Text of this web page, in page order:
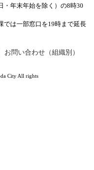
・年末年始を除く）の8時30
は一部窓口を19時まで延長
お問い合わせ（組織別）
City All rights